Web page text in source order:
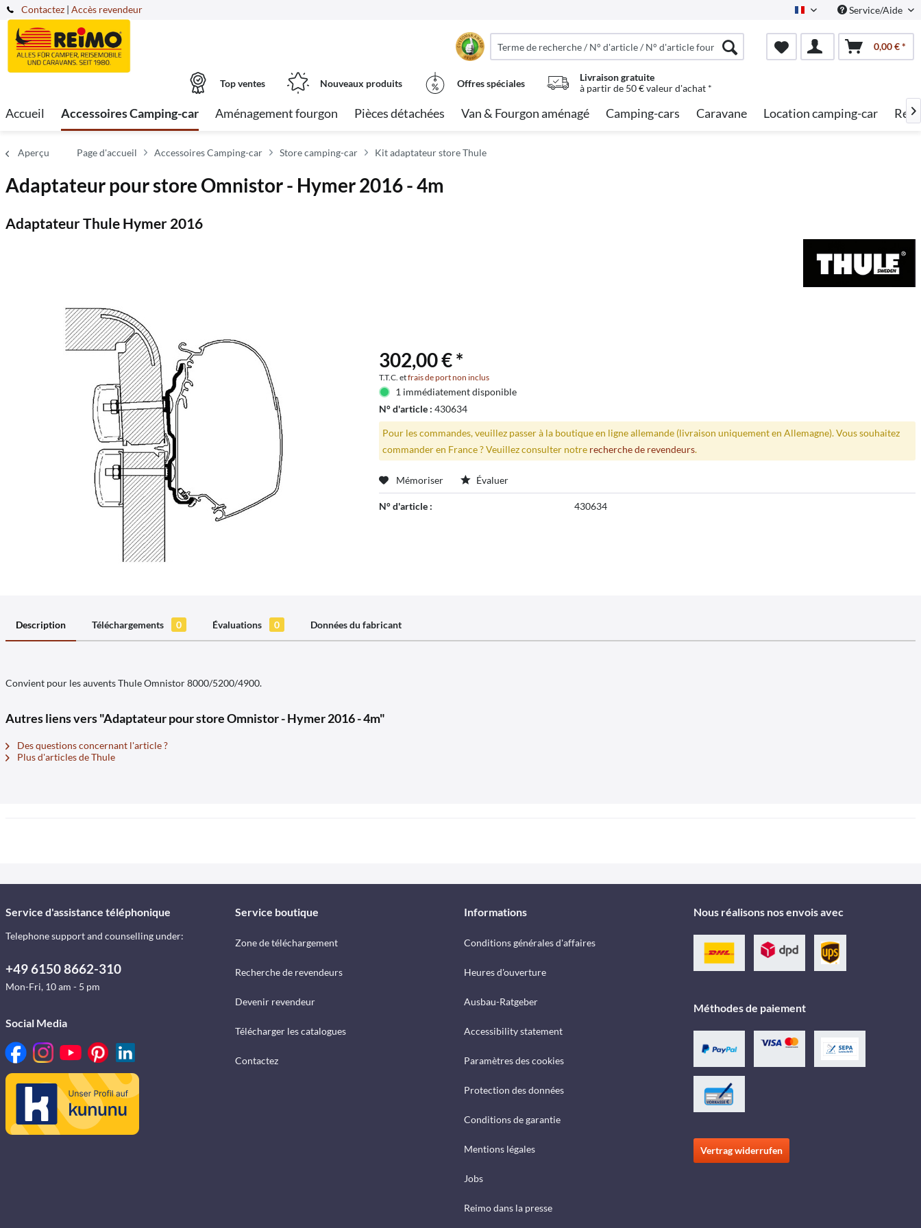
Contactez French Service/Aide
| Accès revendeur
0,00 € *
Top ventes Nouveaux produits Offres spéciales
Livraison gratuite
à partir de 50 € valeur d'achat *
Accueil Accessoires Camping-car Aménagement fourgon Pièces détachées Van & Fourgon aménagé Camping-cars Caravane Location camping-car 
Aperçu Page d'accueil Accessoires Camping-car Store camping-car Kit adaptateur store Thule
Adaptateur pour store Omnistor - Hymer 2016 - 4m
Adaptateur Thule Hymer 2016
302,00 € *
T.T.C. etfrais de port non inclus
1 immédiatement disponible
N° d'article : 430634
Pour les commandes, veuillez passer à la boutique en ligne allemande (livraison uniquement en Allemagne). Vous souhaitez
commander en France ? Veuillez consulter notre recherche de revendeurs.
Mémoriser Évaluer
N° d'article : 430634
Description Téléchargements 0 Évaluations 0 Données du fabricant
Convient pour les auvents Thule Omnistor 8000/5200/4900.
Autres liens vers "Adaptateur pour store Omnistor - Hymer 2016 - 4m"
Des questions concernant l'article ?
Plus d'articles de Thule
Service d'assistance téléphonique
Telephone support and counselling under:
+49 6150 8662-310
Mon-Fri, 10 am - 5 pm
Social Media
Service boutique
Zone de téléchargement
Recherche de revendeurs
Devenir revendeur
Télécharger les catalogues
Contactez
Informations
Conditions générales d'affaires
Heures d'ouverture
Ausbau-Ratgeber
Accessibility statement
Paramètres des cookies
Protection des données
Conditions de garantie
Mentions légales
Jobs
Reimo dans la presse
Nous réalisons nos envois avec
Méthodes de paiement
Vertrag widerrufen